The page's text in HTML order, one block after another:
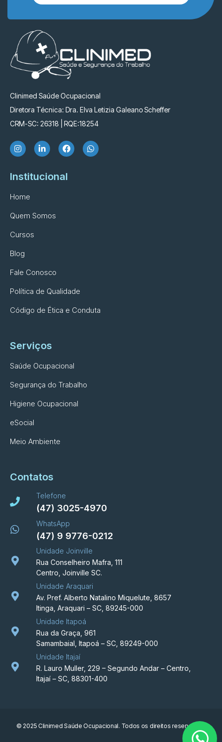
Clinimed Saúde Ocupacional
Diretora Técnica: Dra. Elva Letizia Galeano Scheffer
CRM-SC: 26318 | RQE:18254
Institucional
Home
Quem Somos
Cursos
Blog
Fale Conosco
Política de Qualidade
Código de Ética e Conduta
Serviços
Saúde Ocupacional
Segurança do Trabalho
Higiene Ocupacional
eSocial
Meio Ambiente
Contatos
Telefone
(47) 3025-4970
WhatsApp
(47) 9 9776-0212
Unidade Joinville
Rua Conselheiro Mafra, 111
Centro, Joinville SC.
Unidade Araquari
Av. Pref. Alberto Natalino Miquelute, 8657
Itinga, Araquari – SC, 89245-000
Unidade Itapoá
Rua da Graça, 961
Samambaial, Itapoá – SC, 89249-000
Unidade Itajaí
R. Lauro Muller, 229 – Segundo Andar – Centro,
Itajaí – SC, 88301-400
© 2025 Clinimed Saúde Ocupacional. Todos os direitos reservados.